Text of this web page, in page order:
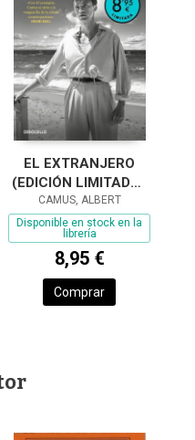
EL EXTRANJERO
(EDICIÓN LIMITADA ·
VERANO)
CAMUS, ALBERT
Disponible en stock en la
librería
8,95 €
Comprar